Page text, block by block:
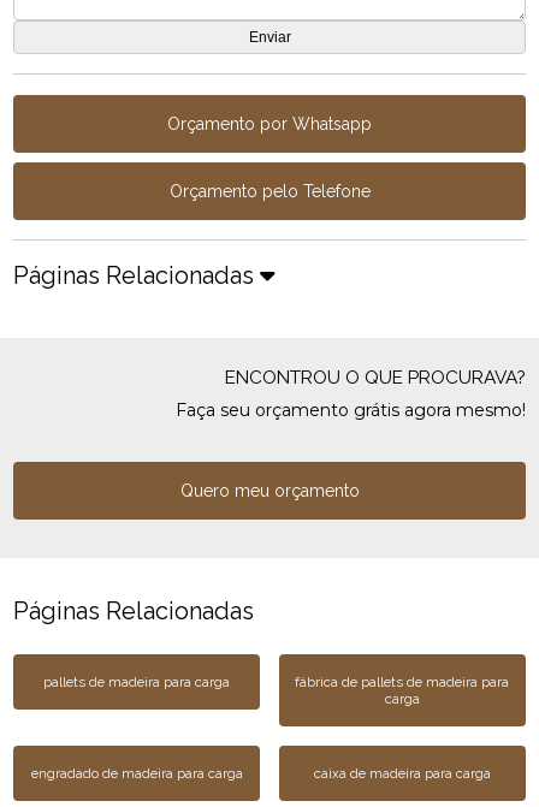
Orçamento por Whatsapp
Orçamento pelo Telefone
Páginas Relacionadas
ENCONTROU O QUE PROCURAVA?
Faça seu orçamento grátis agora mesmo!
Quero meu orçamento
Páginas Relacionadas
pallets de madeira para carga
fábrica de pallets de madeira para
carga
engradado de madeira para carga caixa de madeira para carga